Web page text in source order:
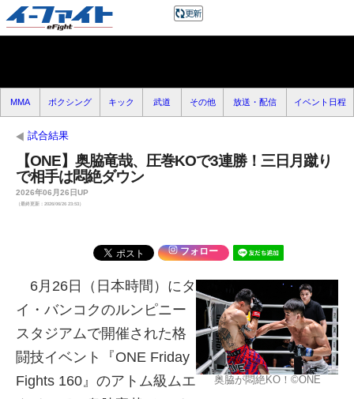
MMA ボクシング キック 武道 その他 放送・配信 イベント日程
試合結果
【ONE】奥脇竜哉、圧巻KOで3連勝！三日月蹴り
で相手は悶絶ダウン
2026年06月26日UP
（最終更新：2026/06/26 23:53）
フォロー
奥脇が悶絶KO！©️ONE
6月26日（日本時間）にタ
イ・バンコクのルンピニー
スタジアムで開催された格
闘技イベント『ONE Friday
Fights 160』のアトム級ムエ